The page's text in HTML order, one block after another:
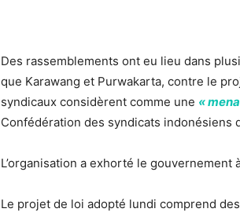
Des rassemblements ont eu lieu dans
que Karawang et Purwakarta, contre le
syndicaux considèrent comme une «
Confédération des syndicats indonésiens
L’organisation a exhorté le
Le projet de loi adopté lundi comprend